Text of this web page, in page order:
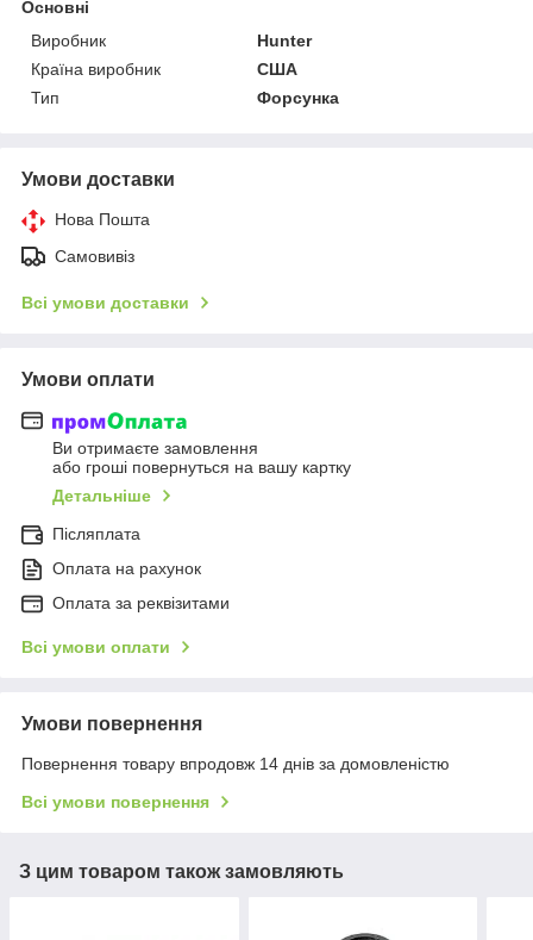
Основні
Виробник
Hunter
Країна виробник
США
Тип
Форсунка
Умови доставки
Нова Пошта
Самовивіз
Всі умови доставки
Умови оплати
Ви отримаєте замовлення
або гроші повернуться на вашу картку
Детальніше
Післяплата
Оплата на рахунок
Оплата за реквізитами
Всі умови оплати
Умови повернення
Повернення товару впродовж 14 днів за домовленістю
Всі умови повернення
З цим товаром також замовляють